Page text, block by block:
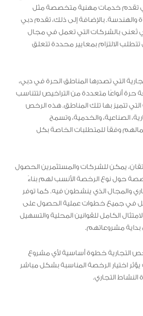
تقدم خدمات مهنية متخصصة مثل
والهندسة. بالإضافة إلى ذلك، تقدم دبي
تُعنى بالشركات التي تعمل في مجال
تتطلب الالتزام بمعايير محددة تتعلق
التي تصدرها المناطق الحرة في دبي،
أنواعًا متعددة من التراخيص لتتناسب
تتميز بها تلك المناطق. هذه الرخص
الصناعية، والخدمية، وتسمح
وفقاً للمتطلبات الخاصة بكل
يمكن للشركات والمستثمرين الحصول
حول نوع الرخصة الأنسب لهم بناءً
والمجال الذي ينشطون فيه. كما توفر
في جميع خطوات عملية الحصول على
الكامل للقوانين المحلية والتسهيل
مشروعاتهم.
التجارية خطوة أساسية لأي مشروع
اختيار الرخصة المناسبة بشكل مباشر
النشاط التجاري.